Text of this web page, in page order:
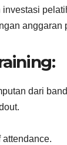
anggaran
dari
attendance.